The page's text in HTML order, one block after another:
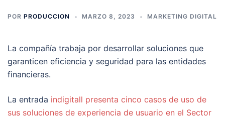
POR PRODUCCION MARZO 8, 2023 MARKETING DIGITAL
La compañía trabaja por desarrollar soluciones que
garanticen eficiencia y seguridad para las entidades
financieras.
La entrada indigitall presenta cinco casos de uso de
sus soluciones de experiencia de usuario en el Sector